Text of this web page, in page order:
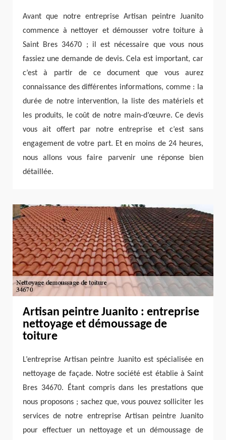
Avant que notre entreprise Artisan peintre Juanito
commence à nettoyer et démousser votre toiture à
Saint Bres 34670 ; il est nécessaire que vous nous
fassiez une demande de devis. Cela est important, car
c’est à partir de ce document que vous aurez
connaissance des différentes informations, comme : la
durée de notre intervention, la liste des matériels et
les produits, le coût de notre main-d’œuvre. Ce devis
vous ait offert par notre entreprise et c’est sans
engagement de votre part. Et en moins de 24 heures,
nous allons vous faire parvenir une réponse bien
détaillée.
Artisan peintre Juanito : entreprise
nettoyage et démoussage de
toiture
L’entreprise Artisan peintre Juanito est spécialisée en
nettoyage de façade. Notre société est établie à Saint
Bres 34670. Étant compris dans les prestations que
nous proposons ; sachez que, vous pouvez solliciter les
services de notre entreprise Artisan peintre Juanito
pour effectuer un nettoyage et un démoussage de